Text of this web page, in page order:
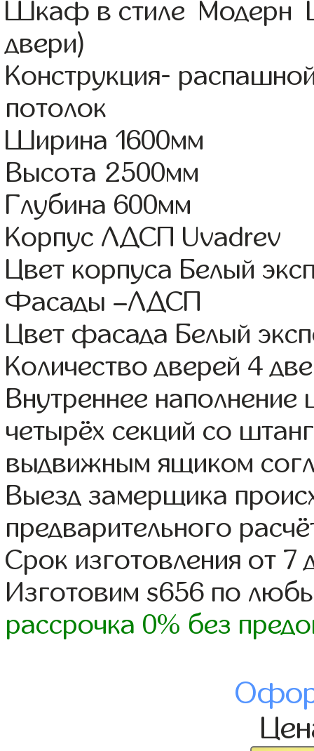
Шкаф в стиле Модерн
двери)
Конструкция-
потолок
Ширина 1600мм
Высота 2500мм
Глубина 600мм
Корпус ЛДСП Uvadrev
Цвет корпуса Белый
Фасады –ЛДСП
Цвет фасада Белый
Количество дверей 4
Внутреннее
четырёх секций со
выдвижным ящиком
Выезд замерщика
предварительного
Срок изготовления от 7
Изготовим s656 по
рассрочка 0% без